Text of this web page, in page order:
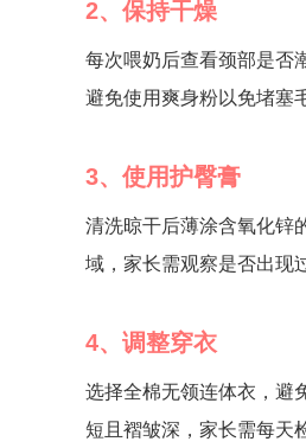
2、保持干燥
每次喂奶后查看颈部是否
避免使用爽身粉以免堵塞
3、使用护臀膏
清洗晾干后薄涂含氧化锌
域，家长需观察是否出现
4、调整穿衣
选择全棉无领连体衣，避
短且褶皱深，家长需每天